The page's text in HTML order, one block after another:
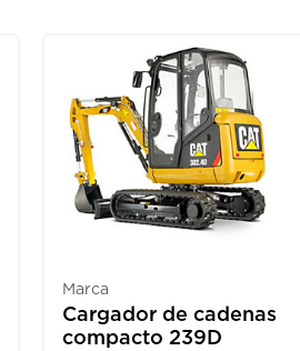
Marca
Cargador de cadenas
compacto 239D